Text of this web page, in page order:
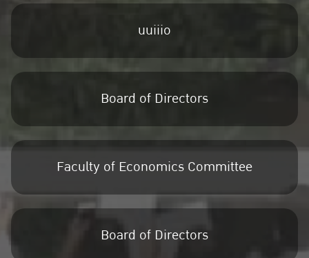
uuiiio
Board of Directors
Faculty of Economics Committee
Board of Directors